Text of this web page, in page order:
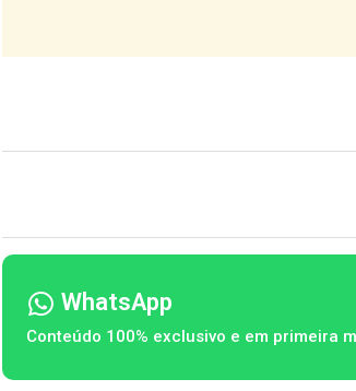
WhatsApp
Conteúdo 100% exclusivo e em primeira